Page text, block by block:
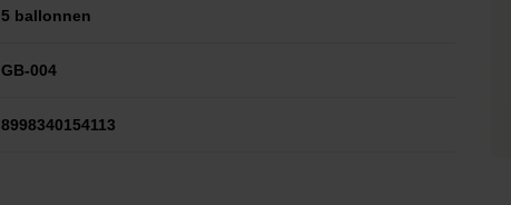
5 ballonnen
GB-004
8998340154113